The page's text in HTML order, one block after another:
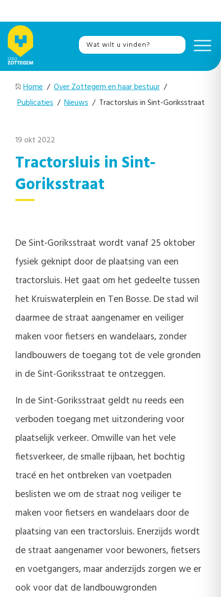
Home / Over Zottegem en haar bestuur /
Publicaties / Nieuws / Tractorsluis in Sint-Goriksstraat
19 okt 2022
Tractorsluis in Sint-
Goriksstraat
De Sint-Goriksstraat wordt vanaf 25 oktober
fysiek geknipt door de plaatsing van een
tractorsluis. Het gaat om het gedeelte tussen
het Kruiswaterplein en Ten Bosse. De stad wil
daarmee de straat aangenamer en veiliger
maken voor fietsers en wandelaars, zonder
landbouwers de toegang tot de vele gronden
in de Sint-Goriksstraat te ontzeggen.
In de Sint-Goriksstraat geldt nu reeds een
verboden toegang met uitzondering voor
plaatselijk verkeer. Omwille van het vele
fietsverkeer, de smalle rijbaan, het bochtig
tracé en het ontbreken van voetpaden
beslisten we om de straat nog veiliger te
maken voor fietsers en wandelaars door de
plaatsing van een tractorsluis. Enerzijds wordt
de straat aangenamer voor bewoners, fietsers
en voetgangers, maar anderzijds zorgen we er
ook voor dat de landbouwgronden